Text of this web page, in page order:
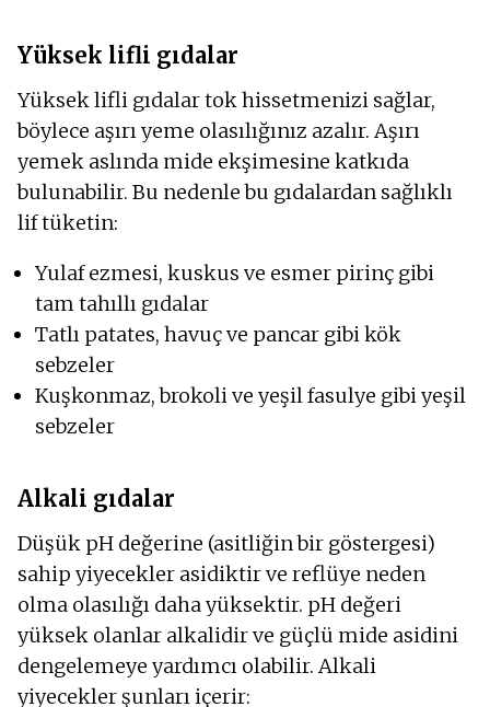
Yüksek lifli gıdalar
Yüksek lifli gıdalar tok hissetmenizi sağlar,
böylece aşırı yeme olasılığınız azalır. Aşırı
yemek aslında mide ekşimesine katkıda
bulunabilir. Bu nedenle bu gıdalardan sağlıklı
lif tüketin:
Yulaf ezmesi, kuskus ve esmer pirinç gibi
tam tahıllı gıdalar
Tatlı patates, havuç ve pancar gibi kök
sebzeler
Kuşkonmaz, brokoli ve yeşil fasulye gibi yeşil
sebzeler
Alkali gıdalar
Düşük pH değerine (asitliğin bir göstergesi)
sahip yiyecekler asidiktir ve reflüye neden
olma olasılığı daha yüksektir. pH değeri
yüksek olanlar alkalidir ve güçlü mide asidini
dengelemeye yardımcı olabilir. Alkali
yiyecekler şunları içerir: